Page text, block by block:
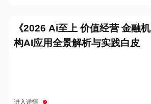
《2026 Ai至上 价值经营 金融机
构AI应用全景解析与实践白皮
进入详情